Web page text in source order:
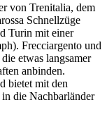
von Trenitalia, dem
Schnellzüge
Turin mit einer
Frecciargento und
etwas langsamer
anbinden.
bietet mit den
die Nachbarländer